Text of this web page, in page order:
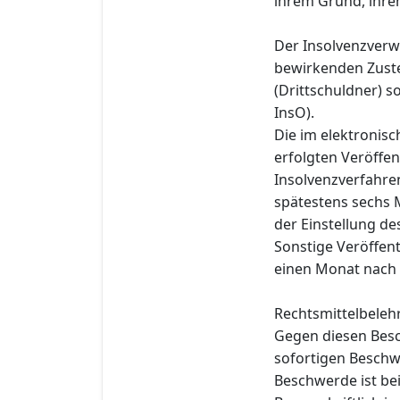
Der
bewirkenden
(Drittschuldner)
InsO).
Die im
erfolgten
spätestens sechs
der Einstellung
Sonstige
einen Monat
Gegen diesen
sofortigen
Beschwerde ist